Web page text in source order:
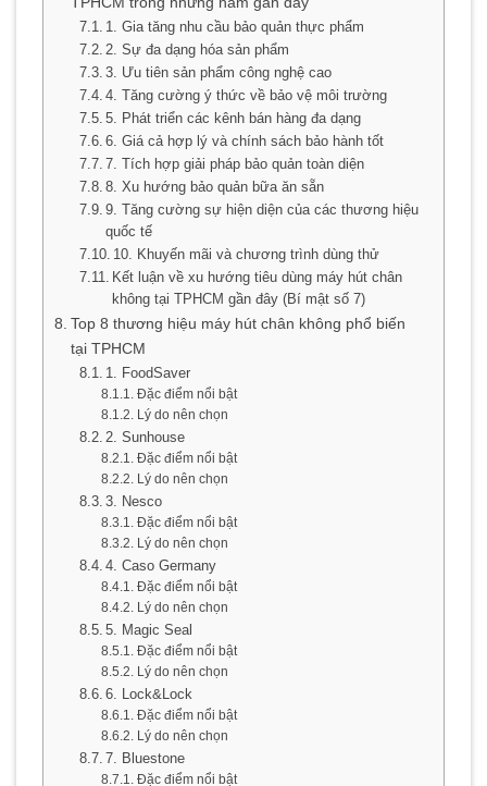
1. Gia tăng nhu cầu bảo quản thực phẩm
2. Sự đa dạng hóa sản phẩm
3. Ưu tiên sản phẩm công nghệ cao
4. Tăng cường ý thức về bảo vệ môi trường
5. Phát triển các kênh bán hàng đa dạng
6. Giá cả hợp lý và chính sách bảo hành tốt
7. Tích hợp giải pháp bảo quản toàn diện
8. Xu hướng bảo quản bữa ăn sẵn
9. Tăng cường sự hiện diện của các thương hiệu
quốc tế
10. Khuyến mãi và chương trình dùng thử
Kết luận về xu hướng tiêu dùng máy hút chân
không tại TPHCM gần đây (Bí mật số 7)
Top 8 thương hiệu máy hút chân không phổ biến
tại TPHCM
1. FoodSaver
Đặc điểm nổi bật
Lý do nên chọn
2. Sunhouse
Đặc điểm nổi bật
Lý do nên chọn
3. Nesco
Đặc điểm nổi bật
Lý do nên chọn
4. Caso Germany
Đặc điểm nổi bật
Lý do nên chọn
5. Magic Seal
Đặc điểm nổi bật
Lý do nên chọn
6. Lock&Lock
Đặc điểm nổi bật
Lý do nên chọn
7. Bluestone
Đặc điểm nổi bật